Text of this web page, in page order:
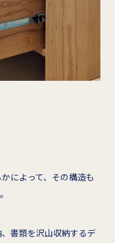
によって、その構造も
書類を沢山収納するデ